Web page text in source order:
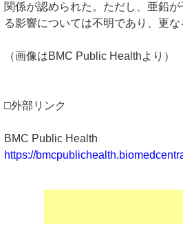
関係が認められた。ただし、亜鉛
る影響については不明であり、更な
（画像はBMC Public Healthより）
□外部リンク
BMC Public Health
https://